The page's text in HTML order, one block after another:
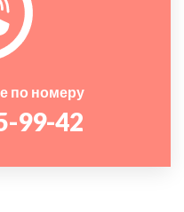
по номеру
99-42